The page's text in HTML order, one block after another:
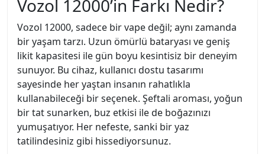
Vozol 12000’in Farkı Nedir?
Vozol 12000, sadece bir vape değil; aynı zamanda
bir yaşam tarzı. Uzun ömürlü bataryası ve geniş
likit kapasitesi ile gün boyu kesintisiz bir deneyim
sunuyor. Bu cihaz, kullanıcı dostu tasarımı
sayesinde her yaştan insanın rahatlıkla
kullanabileceği bir seçenek. Şeftali aroması, yoğun
bir tat sunarken, buz etkisi ile de boğazınızı
yumuşatıyor. Her nefeste, sanki bir yaz
tatilindesiniz gibi hissediyorsunuz.